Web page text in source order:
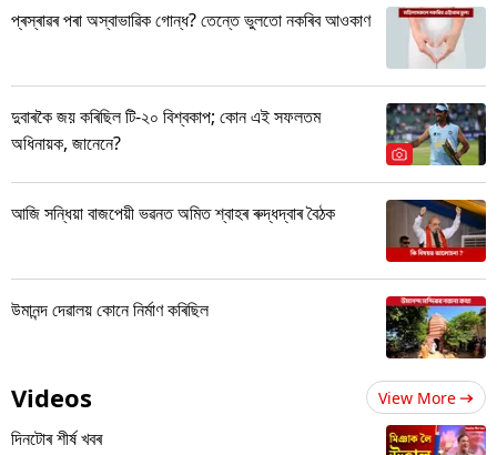
প্ৰস্ৰাৱৰ পৰা অস্বাভাৱিক গোন্ধ? তেন্তে ভুলতো নকৰিব আওকাণ
দুবাৰকৈ জয় কৰিছিল টি-২০ বিশ্বকাপ; কোন এই সফলতম
অধিনায়ক, জানেনে?
আজি সন্ধিয়া বাজপেয়ী ভৱনত অমিত শ্বাহৰ ৰুদ্ধদ্বাৰ বৈঠক
উমানন্দ দেৱালয় কোনে নিৰ্মাণ কৰিছিল
Videos View More
দিনটোৰ শীৰ্ষ খবৰ